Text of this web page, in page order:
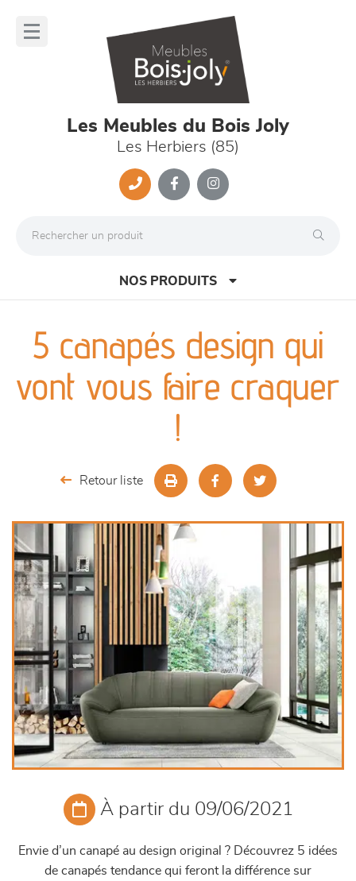
Les Meubles du Bois Joly
Les Herbiers (85)
NOS PRODUITS
canapés et fauteuils
séjours
chambres et dressing
décoration
5 canapés design qui
vont vous faire craquer
!
Retour liste
À partir du 09/06/2021
Envie d’un canapé au design original ? Découvrez 5 idées
de canapés tendance qui feront la différence sur